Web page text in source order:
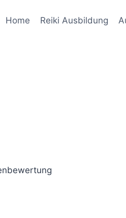
Home Reiki Ausbildung